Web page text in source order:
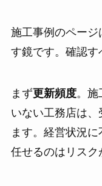
施工事例のペー
す鏡です。確認す
まず更新頻度。施
いない工務店は、
ます。経営状況
任せるのはリスク